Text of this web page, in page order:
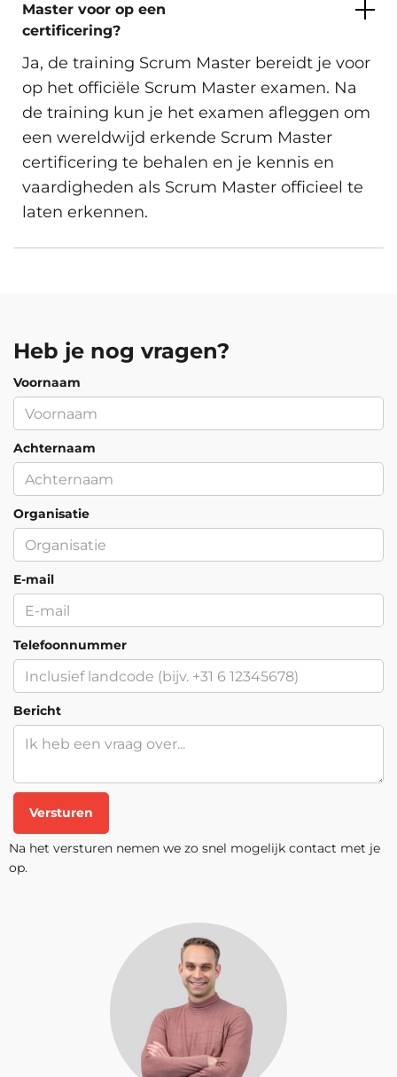
Master voor op een
certificering?
Ja, de training Scrum Master bereidt je voor
op het officiële Scrum Master examen. Na
de training kun je het examen afleggen om
een wereldwijd erkende Scrum Master
certificering te behalen en je kennis en
vaardigheden als Scrum Master officieel te
laten erkennen.
Heb je nog vragen?
Voornaam
Achternaam
Organisatie
E-mail
Telefoonnummer
Bericht
Versturen
Na het versturen nemen we zo snel mogelijk contact met je
op.